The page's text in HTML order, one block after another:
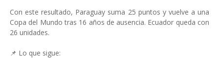
Con este resultado, Paraguay suma 25 puntos y vuelve a una
Copa del Mundo tras 16 años de ausencia. Ecuador queda con
26 unidades.
📌 Lo que sigue: